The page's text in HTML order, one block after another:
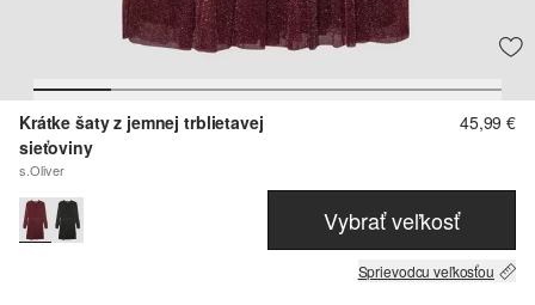
Krátke šaty z jemnej trblietavej
sieťoviny
s.Oliver
45,99 €
Vybrať veľkosť
Sprievodcu veľkosťou